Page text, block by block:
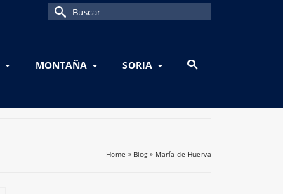
Buscar
MONTAÑA SORIA
Home » Blog » María de Huerva